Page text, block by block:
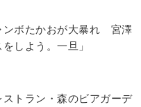
ンボたかおが大暴れ 宮澤
しよう。一旦」
トラン・森のビアガーデ